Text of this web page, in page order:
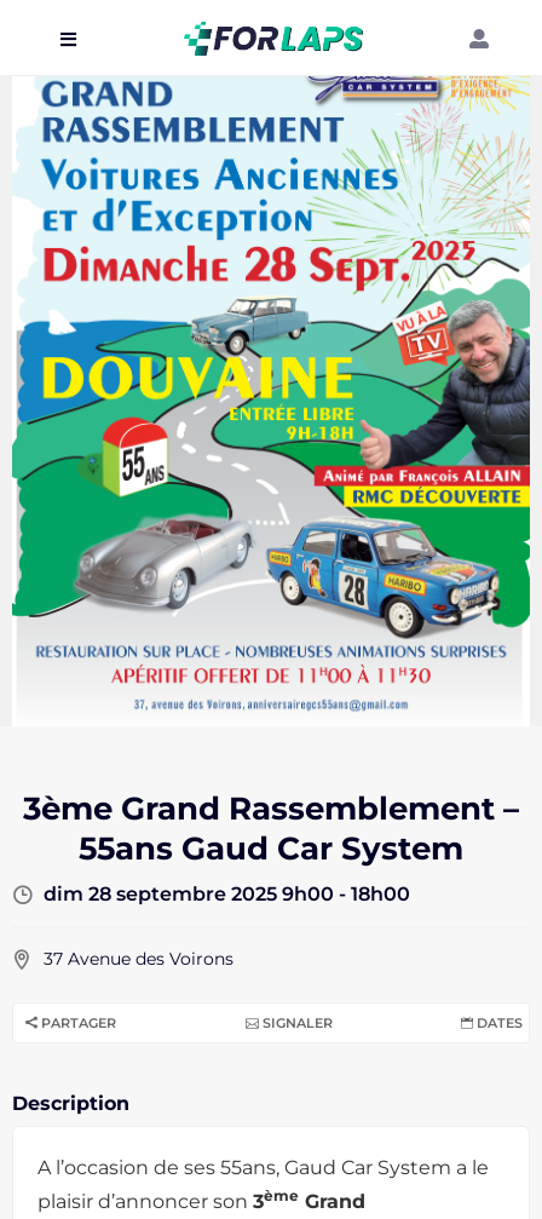
Carte
Événements
Localisation
Blog
3ème Grand Rassemblement –
55ans Gaud Car System
dim 28 septembre 2025 9h00 - 18h00
37 Avenue des Voirons
PARTAGER SIGNALER DATES
Description
A l’occasion de ses 55ans, Gaud Car System a le
plaisir d’annoncer son 3ème Grand